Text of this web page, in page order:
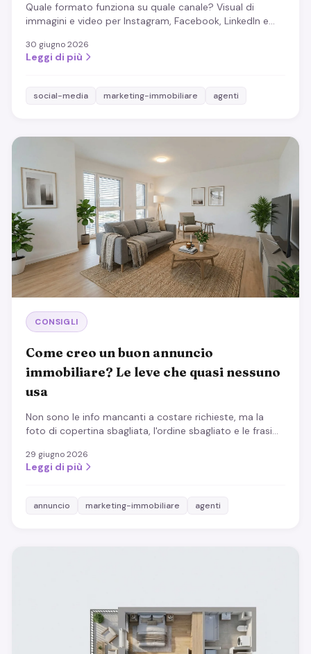
Quale formato funziona su quale canale? Visual di
immagini e video per Instagram, Facebook, LinkedIn e
30 giugno 2026
Leggi di più
social-media marketing-immobiliare agenti
CONSIGLI
Come creo un buon annuncio
immobiliare? Le leve che quasi nessuno
usa
Non sono le info mancanti a costare richieste, ma la
foto di copertina sbagliata, l'ordine sbagliato e le frasi
29 giugno 2026
Leggi di più
annuncio marketing-immobiliare agenti